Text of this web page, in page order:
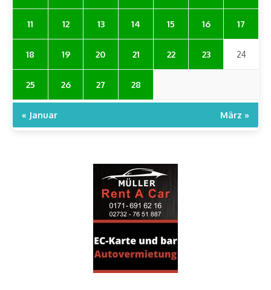
11 12 13 14 15 16 17
18 19 20 21 22 23 24
25 26 27 28
« Januar März »